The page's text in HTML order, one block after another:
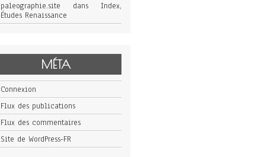
paleographie.site dans Index,
Études Renaissance
MÉTA
Connexion
Flux des publications
Flux des commentaires
Site de WordPress-FR